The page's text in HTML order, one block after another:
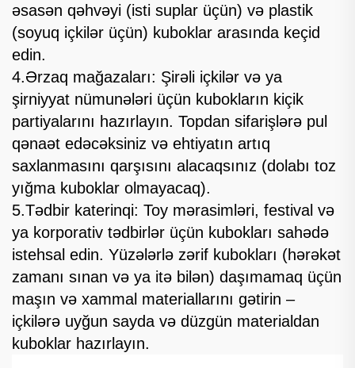
əsasən qəhvəyi (isti suplar üçün) və plastik
(soyuq içkilər üçün) kuboklar arasında keçid
edin.
4.Ərzaq mağazaları: Şirəli içkilər və ya
şirniyyat nümunələri üçün kubokların kiçik
partiyalarını hazırlayın. Topdan sifarişlərə pul
qənaət edəcəksiniz və ehtiyatın artıq
saxlanmasını qarşısını alacaqsınız (dolabı toz
yığma kuboklar olmayacaq).
5.Tədbir katerinqi: Toy mərasimləri, festival və
ya korporativ tədbirlər üçün kubokları sahədə
istehsal edin. Yüzələrlə zərif kubokları (hərəkət
zamanı sınan və ya itə bilən) daşımamaq üçün
maşın və xammal materiallarını gətirin –
içkilərə uyğun sayda və düzgün materialdan
kuboklar hazırlayın.